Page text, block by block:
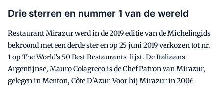
Drie sterren en nummer 1 van de wereld
Restaurant Mirazur werd in de 2019 editie van de Michelingids
bekroond met een derde ster en op 25 juni 2019 verkozen tot nr.
1 op The World’s 50 Best Restaurants-lijst. De Italiaans-
Argentijnse, Mauro Colagreco is de Chef Patron van Mirazur,
gelegen in Menton, Côte D'Azur. Voor hij Mirazur in 2006